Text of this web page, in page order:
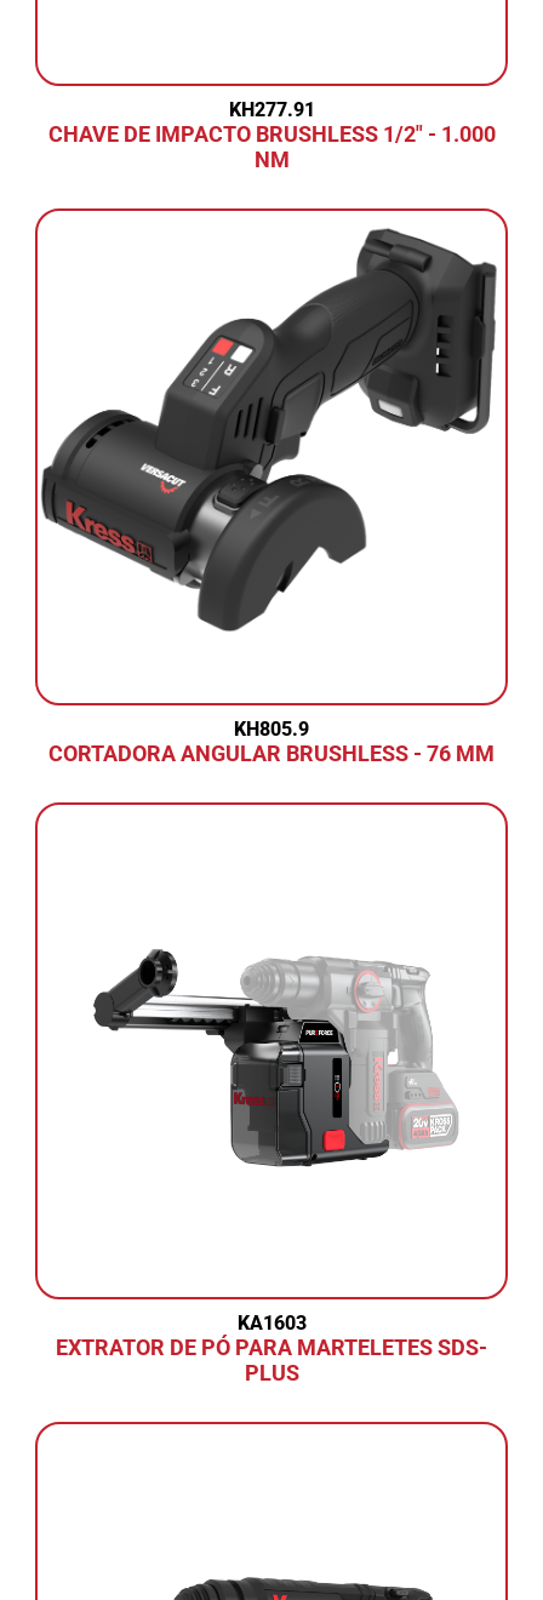
KH277.91
CHAVE DE IMPACTO BRUSHLESS 1/2" - 1.000
NM
KH805.9
CORTADORA ANGULAR BRUSHLESS - 76 MM
KA1603
EXTRATOR DE PÓ PARA MARTELETES SDS-
PLUS